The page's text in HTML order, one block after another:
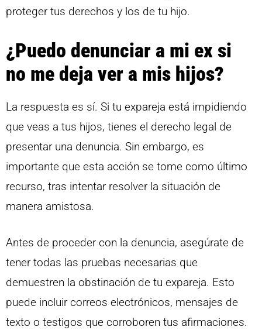
proteger tus derechos y los de tu hijo.
¿Puedo denunciar a mi ex si
no me deja ver a mis hijos?
La respuesta es sí. Si tu expareja está impidiendo
que veas a tus hijos, tienes el derecho legal de
presentar una denuncia. Sin embargo, es
importante que esta acción se tome como último
recurso, tras intentar resolver la situación de
manera amistosa.
Antes de proceder con la denuncia, asegúrate de
tener todas las pruebas necesarias que
demuestren la obstinación de tu expareja. Esto
puede incluir correos electrónicos, mensajes de
texto o testigos que corroboren tus afirmaciones.